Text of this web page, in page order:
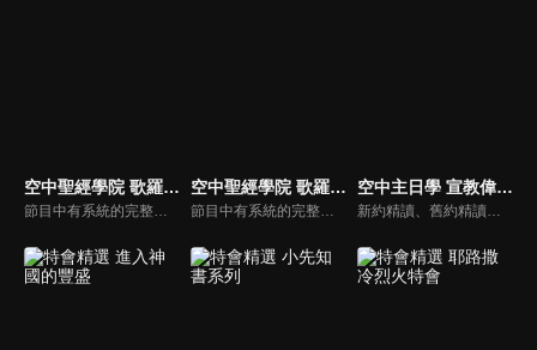
空中聖經學院 歌羅西書（吳榮滁）
節目中有系統的完整講解聖經真理，邀請受過解經講道訓練的老師，按著正意分解真理的道，帶領弟兄姊妹更深的了解聖經的浩瀚與偉大。
空中聖經學院 歌羅西書（李建儒）
節目中有系統的完整講解聖經真理，邀請受過解經講道訓練的老師，按著正意分解真理的道，帶領弟兄姊妹更深的了解聖經的浩瀚與偉大
空中主日學 宣教偉人列傳
新約精讀、舊約精讀、門徒造就、神學與教會歷史等主題系列，全方位裝備基督徒生命，教師與牧師精闢解析，幫助您更加明白聖經真理，走進神的心意。